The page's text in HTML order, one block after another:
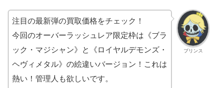
プリンス
注目の最新弾の買取価格をチェック！
今回のオーバーラッシュレア限定枠は《ブラ
ック・マジシャン》と《ロイヤルデモンズ・
ヘヴィメタル》の絵違いバージョン！これは
熱い！管理人も欲しいです。